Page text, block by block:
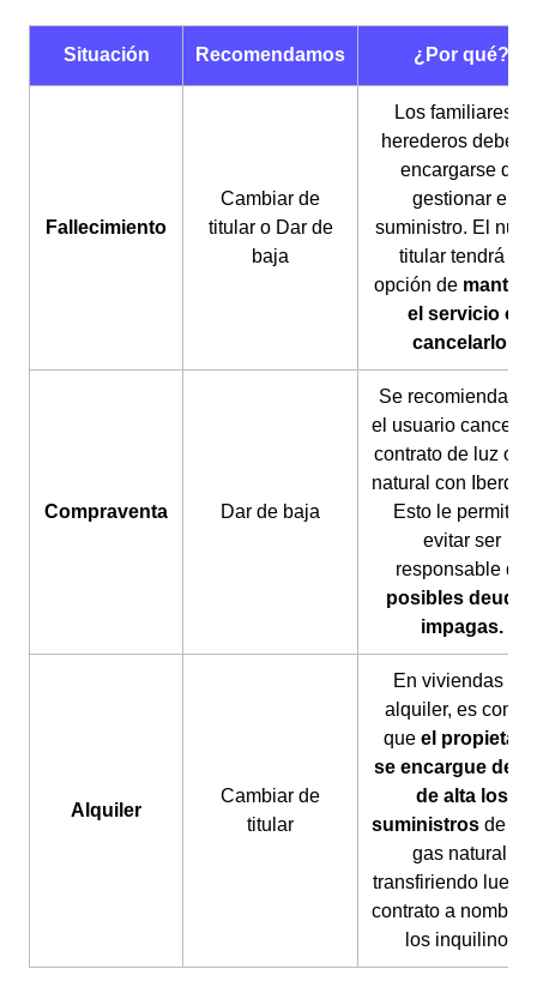
Situación Recomendamos ¿Por qué?
Fallecimiento
Cambiar de
titular o Dar de
baja
Los familiares o
herederos
encargarse de
gestionar el
suministro. El
titular tendrá la
opción de
el servicio o
cancelarlo.
Compraventa Dar de baja
Se recomienda
el usuario cancele
contrato de luz o
natural con
Esto le permitirá
evitar ser
responsable de
posibles deudas
impagas.
Alquiler
Cambiar de
titular
En viviendas de
alquiler, es
que el
se encargue de
de alta los
suministros de
gas natural,
transfiriendo luego
contrato a nombre
los inquilinos